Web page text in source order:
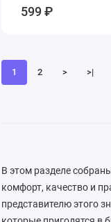
599 ₽
1 2 > >|
В этом разделе
комфорт, качество и
представителю этого